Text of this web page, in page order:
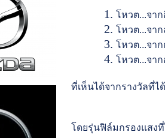
โหวต...จา
โหวต...จา
โหวต...จา
โหวต...จา
ที่เห็นได้จากรางวัลที่ไ
โดยรุ่นฟิล์มกรองแสงที่